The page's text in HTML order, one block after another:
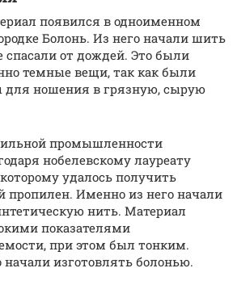
появился в одноименном
Болонь. Из него начали шить
спасали от дождей. Это были
темные вещи, так как были
для ношения в грязную, сырую
промышленности
нобелевскому лауреату
удалось получить
пропилен. Именно из него начали
нить. Материал
показателями
при этом был тонким.
изготовлять болонью.